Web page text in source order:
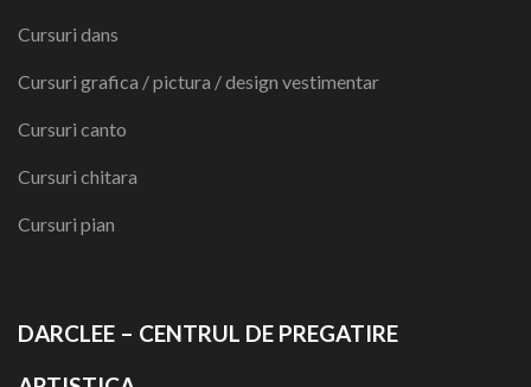
Cursuri dans
Cursuri grafica / pictura / design vestimentar
Cursuri canto
Cursuri chitara
Cursuri pian
DARCLEE – CENTRUL DE PREGATIRE